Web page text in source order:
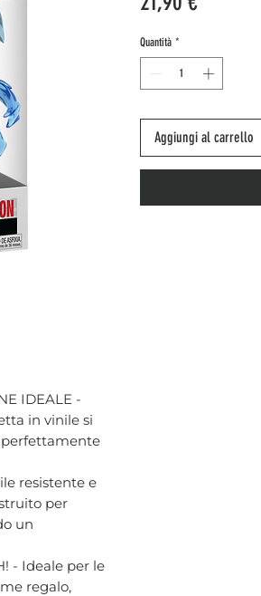
IDEALE -
in vinile si
perfettamente
resistente e
per
un
- Ideale per le
regalo,
Quantità *
Aggiungi al carrello